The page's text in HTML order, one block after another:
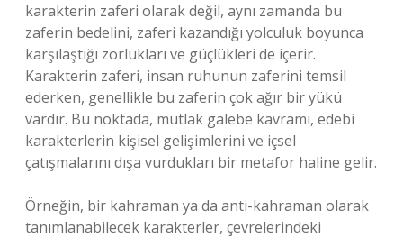
karakterin zaferi olarak değil, aynı zamanda bu
zaferin bedelini, zaferi kazandığı yolculuk boyunca
karşılaştığı zorlukları ve güçlükleri de içerir.
Karakterin zaferi, insan ruhunun zaferini temsil
ederken, genellikle bu zaferin çok ağır bir yükü
vardır. Bu noktada, mutlak galebe kavramı, edebi
karakterlerin kişisel gelişimlerini ve içsel
çatışmalarını dışa vurdukları bir metafor haline gelir.
Örneğin, bir kahraman ya da anti-kahraman olarak
tanımlanabilecek karakterler, çevrelerindeki